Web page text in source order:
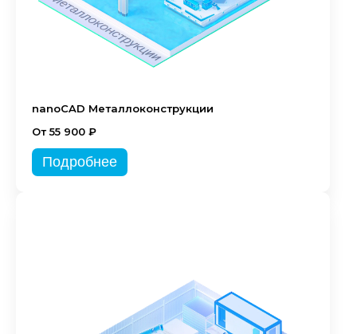
nanoCAD Металлоконструкции
От 55 900 ₽
Подробнее